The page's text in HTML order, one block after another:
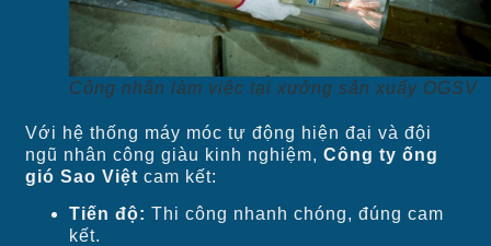
Công nhân làm việc tại xưởng sản xuấy OGSV
Với hệ thống máy móc tự động hiện đại và đội
ngũ nhân công giàu kinh nghiệm,Công ty ống
gió Sao Việt cam kết:
Tiến độ: Thi công nhanh chóng, đúng cam
kết.